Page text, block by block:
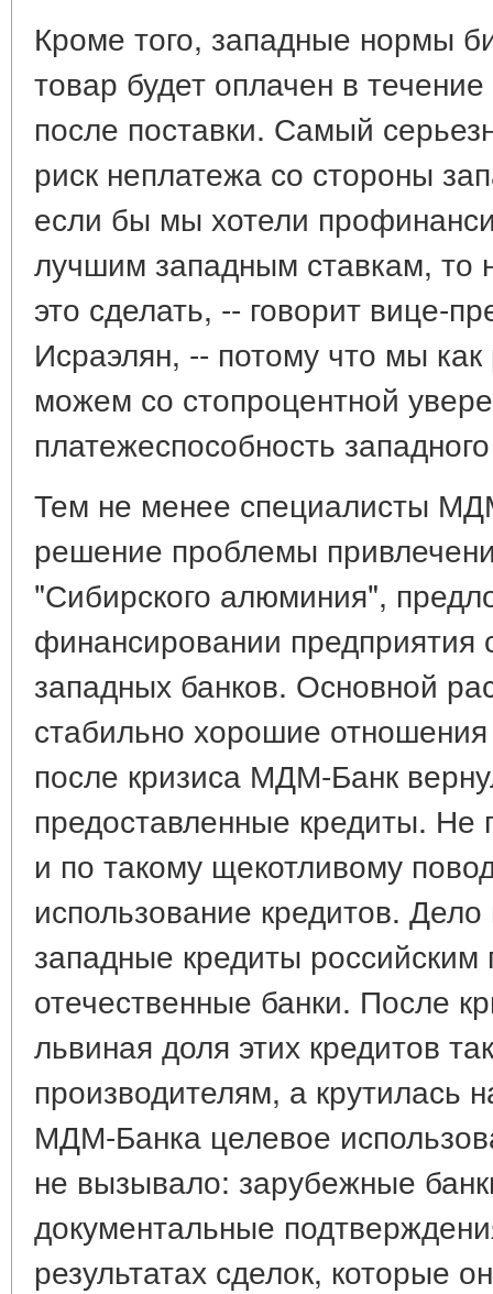
Кроме того, западные нормы
товар будет оплачен в
после поставки. Самый
риск неплатежа со стороны
если бы мы хотели
лучшим западным ставкам, то
это сделать, -- говорит вице-
Исраэлян, -- потому что мы как
можем со стопроцентной
платежеспособность
Тем не менее специалисты
решение проблемы
"Сибирского алюминия",
финансировании предприятия
западных банков. Основной
стабильно хорошие
после кризиса МДМ-Банк
предоставленные кредиты. Не
и по такому щекотливому
использование кредитов.
западные кредиты
отечественные банки. После
львиная доля этих кредитов
производителям, а
МДМ-Банка целевое
не вызывало: зарубежные
документальные
результатах сделок, которые